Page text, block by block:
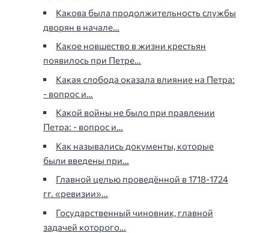
Какова была продолжительность службы
дворян в начале…
Какое новшество в жизни крестьян
появилось при Петре…
Какая слобода оказала влияние на Петра:
- вопрос и…
Какой войны не было при правлении
Петра: - вопрос и…
Как назывались документы, которые
были введены при…
Главной целью проведённой в 1718-1724
гг. «ревизии»…
Государственный чиновник, главной
задачей которого…